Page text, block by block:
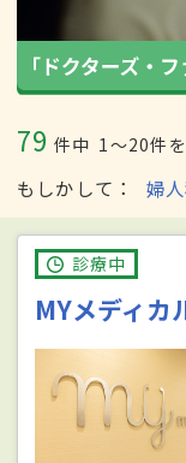
79 件中 1〜20件
もしかして 婦
診療中
MYメディカ